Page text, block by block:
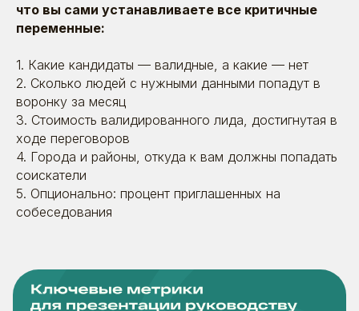
что вы сами устанавливаете все критичные
переменные:
1. Какие кандидаты — валидные, а какие — нет
2. Сколько людей с нужными данными попадут в
воронку за месяц
3. Стоимость валидированного лида, достигнутая в
ходе переговоров
4. Города и районы, откуда к вам должны попадать
соискатели
5. Опционально: процент приглашенных на
собеседования
течение 3 лет: Кадровая
лидогенерация для «Дикси» по
годовому пакету